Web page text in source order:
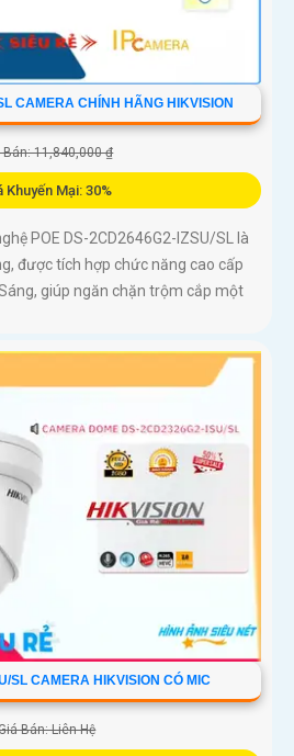
CAMERA CHÍNH HÃNG HIKVISION
Bán: 11,840,000 ₫
Khuyến Mại: 30%
POE DS-2CD2646G2-IZSU/SL là
được tích hợp chức năng cao cấp
giúp ngăn chặn trộm cắp một
SL CAMERA HIKVISION CÓ MIC
Bán: Liên Hệ